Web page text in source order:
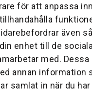
för att anpassa
även
enhet till de
med. Dessa
annan information
samlat in när du